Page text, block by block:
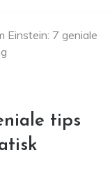
Einstein: 7 geniale
tips